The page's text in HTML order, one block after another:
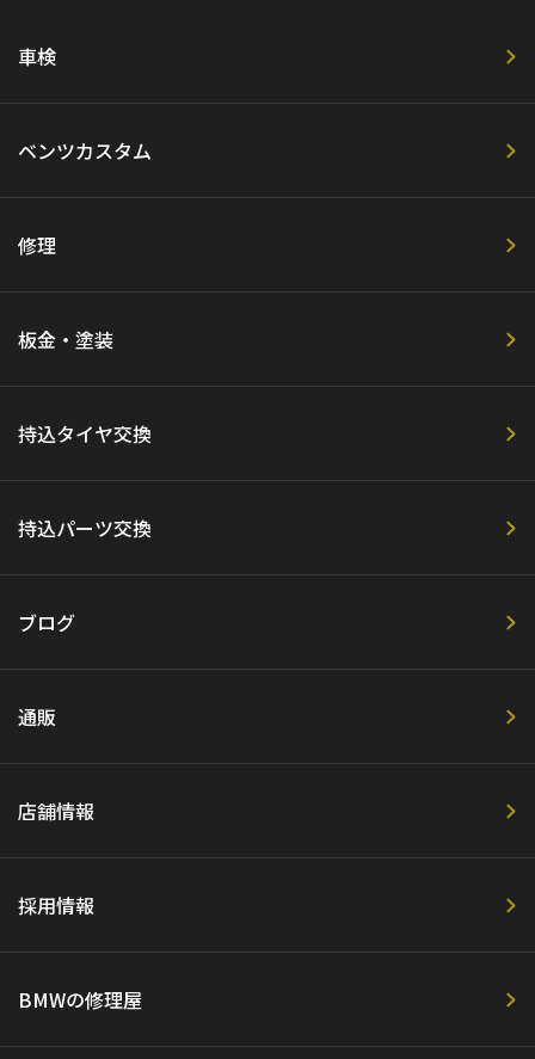
車検
ベンツカスタム
修理
板金・塗装
持込タイヤ交換
持込パーツ交換
ブログ
通販
店舗情報
採用情報
BMWの修理屋